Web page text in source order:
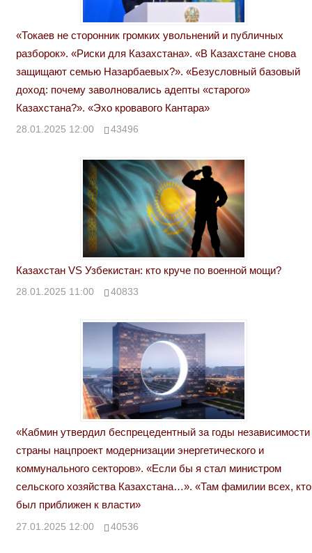
«Токаев не сторонник громких увольнений и публичных
разборок». «Риски для Казахстана». «В Казахстане снова
защищают семью Назарбаевых?». «Безусловный базовый
доход: почему заволновались адепты «старого»
Казахстана?». «Эхо кровавого Кантара»
28.01.2025 12:00 43496
Казахстан VS Узбекистан: кто круче по военной мощи?
28.01.2025 11:00 40833
«Кабмин утвердил беспрецедентный за годы независимости
страны нацпроект модернизации энергетического и
коммунального секторов». «Если бы я стал министром
сельского хозяйства Казахстана…». «Там фамилии всех, кто
был приближен к власти»
27.01.2025 12:00 40536